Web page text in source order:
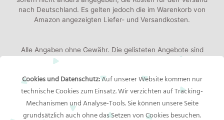
nach Deutschland. Es gelten jedoch die im Warenkorb von
Amazon angezeigten Liefer- und Versandkosten.
Alle Angaben ohne Gewähr. Die gelisteten Angebote sind
keine verbindlichen Werbeaussagen der Anbieter!
jeweiligen Händler oder Hersteller bereitgestellt. Das
gelieferte Produkt kann von den Bildern abweichen.
Cookies und Datenschutz:Auf unserer Website kommen nur
technische Cookies zum Einsatz. Wir verzichten auf Tracking-
Mechanismen und Analyse-Tools. Sie können unsere Seite
grundsätzlich auch ohne das Setzen von Cookies besuchen.